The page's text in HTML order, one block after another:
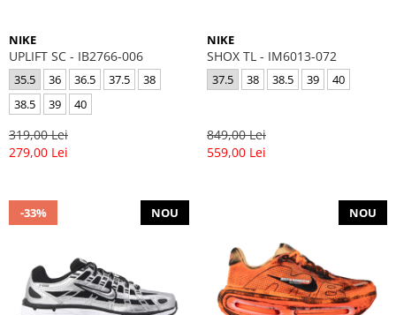
NIKE
UPLIFT SC - IB2766-006
35.5 36 36.5 37.5
38
38.5
39 40
319,00 Lei
279,00 Lei
NIKE
SHOX TL - IM6013-072
37.5 38 38.5 39 40
849,00 Lei
559,00 Lei
-33% NOU NOU